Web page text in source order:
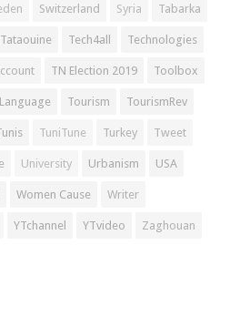
Switzerland Syria Tabarka
Tataouine Tech4all Technologies
TN Election 2019 Toolbox
Tourism TourismRev
TuniTune Turkey Tweet
University Urbanism USA
Women Cause Writer
YTchannel YTvideo Zaghouan